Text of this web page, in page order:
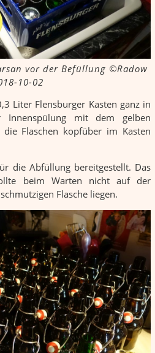
vor der Befüllung ©Radow
10-02
Liter Flensburger Kasten ganz in
Innen­spülung mit dem gelben
Flaschen kopfüber im Kasten
die Abfüllung bereitgestellt. Das
beim Warten nicht auf der
Flasche liegen.